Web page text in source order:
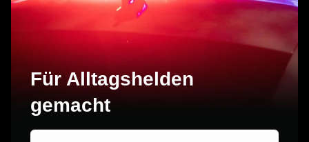
Für Alltagshelden
gemacht